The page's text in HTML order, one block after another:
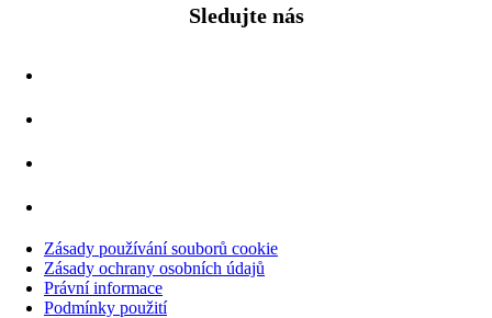
Sledujte nás
Zásady používání souborů cookie
Zásady ochrany osobních údajů
Právní informace
Podmínky použití